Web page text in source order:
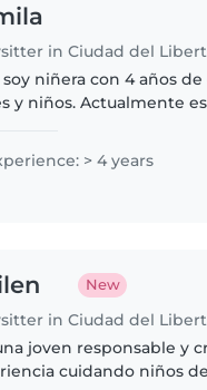
soy niñera con 4 años
y niños. Actualmente
creativas..
> 4 years
New
joven responsable y
cuidando niños